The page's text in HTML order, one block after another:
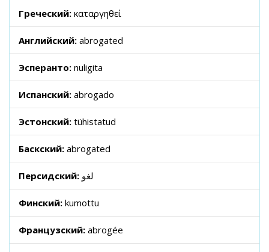
Греческий: καταργηθεί
Английский: abrogated
Эсперанто: nuligita
Испанский: abrogado
Эстонский: tühistatud
Баскский: abrogated
Персидский: لغو
Финский: kumottu
Французский: abrogée